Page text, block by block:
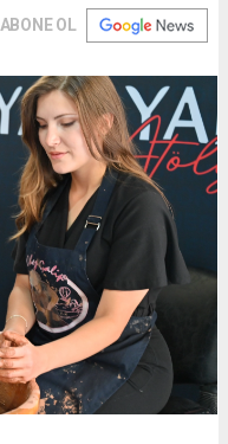
ABONE OL